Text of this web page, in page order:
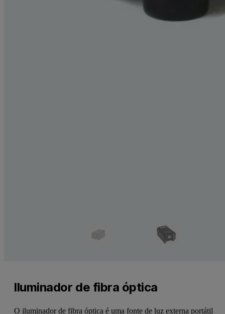
Iluminador de fibra óptica
O iluminador de fibra óptica é uma fonte de luz externa portátil